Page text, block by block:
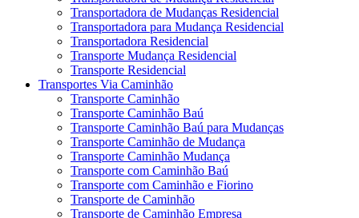
Transportadora de Mudanças Residencial
Transportadora para Mudança Residencial
Transportadora Residencial
Transporte Mudança Residencial
Transporte Residencial
Transportes Via Caminhão
Transporte Caminhão
Transporte Caminhão Baú
Transporte Caminhão Baú para Mudanças
Transporte Caminhão de Mudança
Transporte Caminhão Mudança
Transporte com Caminhão Baú
Transporte com Caminhão e Fiorino
Transporte de Caminhão
Transporte de Caminhão Empresa